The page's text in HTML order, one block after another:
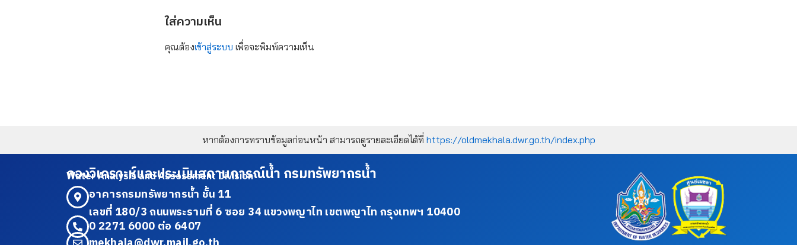
ใส่ความเห็น
คุณต้องเข้าสู่ระบบ เพื่อจะพิมพ์ความเห็น
หากต้องการทราบข้อมูลก่อนหน้า สามารถดูรายละเอียดได้ที่ https://oldmekhala.dwr.go.th/index.php
กองวิเคราะห์และประเมินสถานการณ์น้ำ กรมทรัพยากรน้ำ
Water Analysis and Assessment Division
อาคารกรมทรัพยากรน้ำ ชั้น 11
เลขที่ 180/3 ถนนพระรามที่ 6 ซอย 34 แขวงพญาไท เขตพญาไท กรุงเทพฯ 10400
0 2271 6000 ต่อ 6407